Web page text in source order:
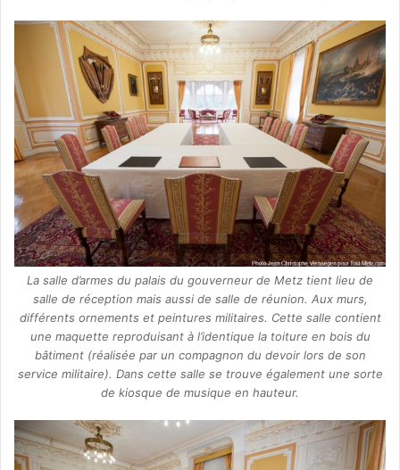
La salle d’armes du palais du gouverneur de Metz tient lieu de
salle de réception mais aussi de salle de réunion. Aux murs,
différents ornements et peintures militaires. Cette salle contient
une maquette reproduisant à l’identique la toiture en bois du
bâtiment (réalisée par un compagnon du devoir lors de son
service militaire). Dans cette salle se trouve également une sorte
de kiosque de musique en hauteur.